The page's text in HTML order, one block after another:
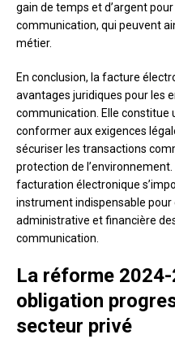
gain de temps et d’argent
communication, qui peuvent
métier.
En conclusion, la facture
avantages juridiques pour les
communication. Elle constitue
conformer aux exigences
sécuriser les transactions
protection de
facturation électronique
instrument indispensable
administrative et financière
communication.
La réforme
obligation
secteur privé